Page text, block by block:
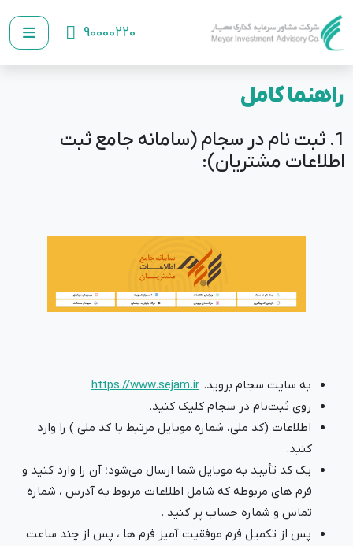
90000220
راهنما کامل
1. ثبت نام در سجام (سامانه جامع ثبت
اطلاعات مشتریان):
به سایت سجام بروید. https://www.sejam.ir
روی ثبت‌نام در سجام کلیک کنید.
اطلاعات (کد ملی، شماره موبایل مرتبط با کد ملی ) را وارد
کنید.
یک کد تأیید به موبایل شما ارسال می‌شود؛ آن را وارد کنید و
فرم های مربوطه که شامل اطلاعات مربوط به آدرس ، شماره
تماس و شماره حساب پر کنید .
پس از تکمیل فرم موفقیت آمیز فرم ها ، پس از چند ساعت